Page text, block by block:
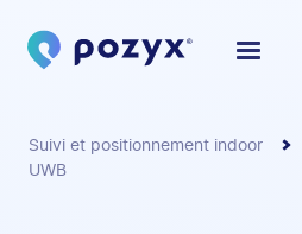
Suivi et positionnement indoor
UWB